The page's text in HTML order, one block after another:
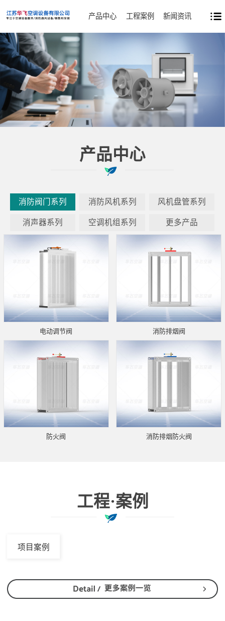
产品中心 工程案例 新闻资讯
产品中心
消防阀门系列 消防风机系列 风机盘管系列
消声器系列 空调机组系列 更多产品
电动调节阀 消防排烟阀
防火阀 消防排烟防火阀
工程·案例
项目案例